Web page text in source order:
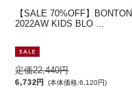
【SALE 70%OFF】BONTON
2022AW KIDS BLO …
定価22,440円
6,732円 (本体価格:6,120円)